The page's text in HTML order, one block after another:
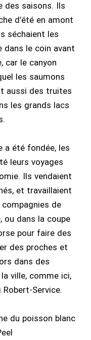
des saisons. Ils
d’été en amont
séchaient les
dans le coin avant
car le canyon
les saumons
aussi des truites
les grands lacs
a été fondée, les
leurs voyages
Ils vendaient
et travaillaient
de
ou dans la coupe
pour faire des
des proches et
dans des
ville, comme ici,
Service.
du poisson blanc